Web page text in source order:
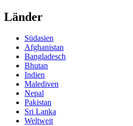
Länder
Südasien
Afghanistan
Bangladesch
Bhutan
Indien
Malediven
Nepal
Pakistan
Sri Lanka
Weltweit